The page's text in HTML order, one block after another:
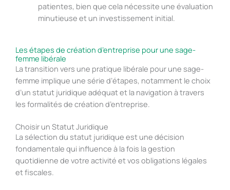
patientes, bien que cela nécessite une évaluation
minutieuse et un investissement initial.
Les étapes de création d’entreprise pour une sage-
femme libérale
La transition vers une pratique libérale pour une sage-
femme implique une série d’étapes, notamment le choix
d’un statut juridique adéquat et la navigation à travers
les formalités de création d’entreprise.
Choisir un Statut Juridique
La sélection du statut juridique est une décision
fondamentale qui influence à la fois la gestion
quotidienne de votre activité et vos obligations légales
et fiscales.